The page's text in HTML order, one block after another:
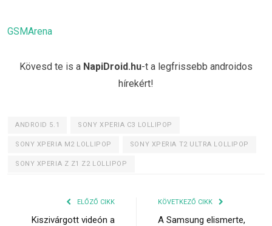
GSMArena
Kövesd te is a NapiDroid.hu-t a legfrissebb androidos
hírekért!
ANDROID 5.1 SONY XPERIA C3 LOLLIPOP
SONY XPERIA M2 LOLLIPOP SONY XPERIA T2 ULTRA LOLLIPOP
SONY XPERIA Z Z1 Z2 LOLLIPOP
ELŐZŐ CIKK
Kiszivárgott videón a
KÖVETKEZŐ CIKK
A Samsung elismerte,